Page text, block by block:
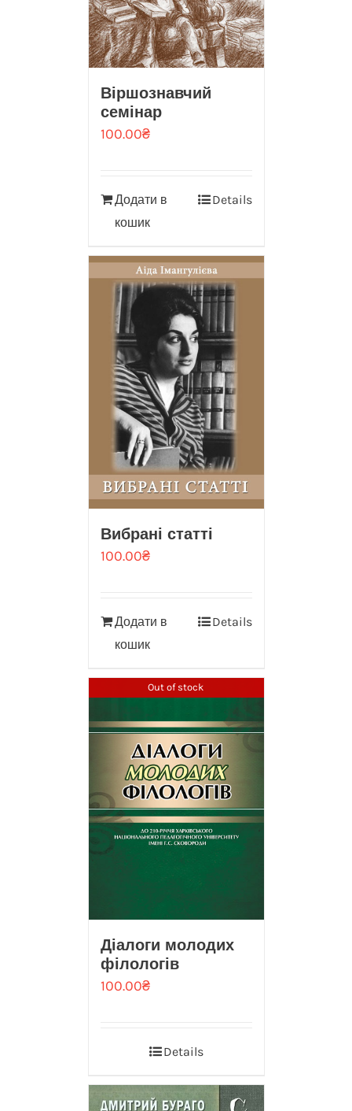
Віршознавчий
семінар
100.00₴
Додати в
кошик
Details
Вибрані статті
100.00₴
Додати в
кошик
Details
Out of stock
Діалоги молодих
філологів
100.00₴
Details